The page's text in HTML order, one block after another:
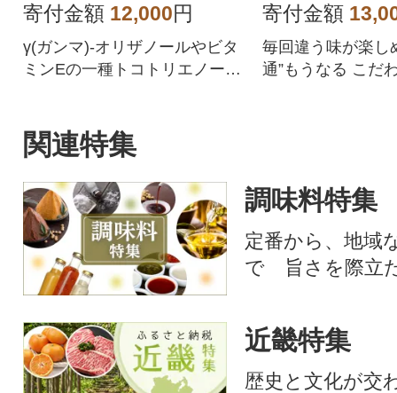
寄付金額 12,000円
γ(ガンマ)-オリザノールやビタ
ミンEの一種トコトリエノール
寄付金額
毎回違う味が楽し
通”もうなる こだ
関連特集
調味料特集
定番から、地域
で 旨さを際立
近畿特集
歴史と文化が交